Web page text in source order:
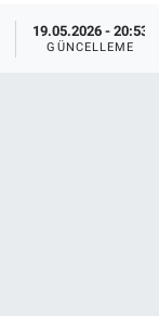
19.05.2026 - 20:53
GÜNCELLEME